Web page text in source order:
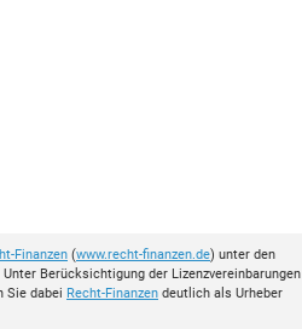
Finanzen (www.recht-finanzen.de) unter den
Berücksichtigung der Lizenzvereinbarungen
Sie dabei Recht-Finanzen deutlich als Urheber